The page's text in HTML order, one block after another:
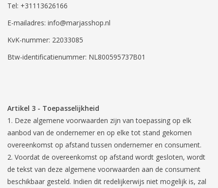
Tel: +31113626166
E-mailadres: info@marjasshop.nl
KvK-nummer: 22033085
Btw-identificatienummer: NL800595737B01
Artikel 3 - Toepasselijkheid
Deze algemene voorwaarden zijn van toepassing op elk
aanbod van de ondernemer en op elke tot stand gekomen
overeenkomst op afstand tussen ondernemer en consument.
Voordat de overeenkomst op afstand wordt gesloten, wordt
de tekst van deze algemene voorwaarden aan de consument
beschikbaar gesteld. Indien dit redelijkerwijs niet mogelijk is, zal